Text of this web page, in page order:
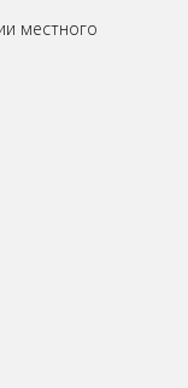
местного